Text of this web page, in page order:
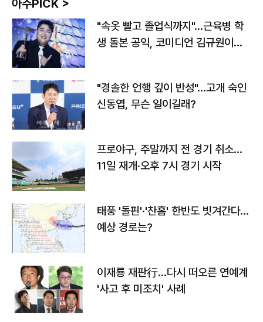
아주PICK >
"속옷 빨고 졸업식까지"…근육병 학
생 돌본 공익, 코미디언 김규원이었
"경솔한 언행 깊이 반성"…고개 숙인
신동엽, 무슨 일이길래?
프로야구, 주말까지 전 경기 취소…
11일 재개·오후 7시 경기 시작
태풍 '돌핀'·'찬홈' 한반도 빗겨간다…
예상 경로는?
이재룡 재판行…다시 떠오른 연예계
'사고 후 미조치' 사례